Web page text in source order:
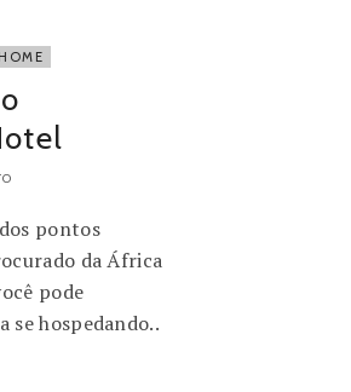
pontos
da África
pode
se hospedando..